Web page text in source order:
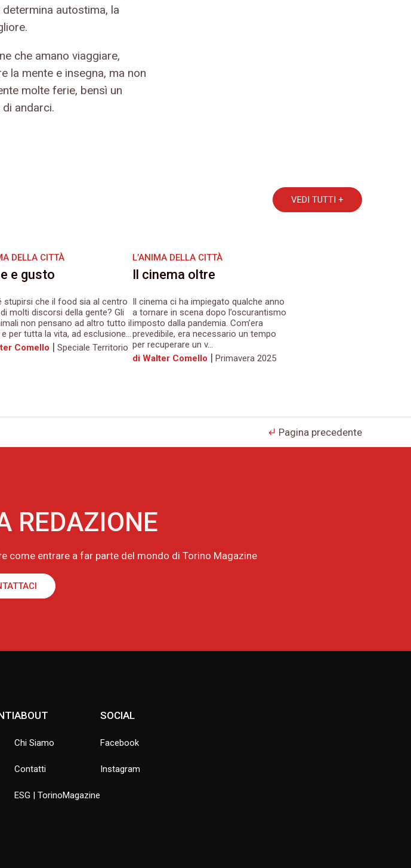
autostima, la
che amano viaggiare,
la mente e insegna, ma non
molte ferie, bensì un
andarci.
VEDI TUTTI +
DELLA CITTÀ
e gusto
stupirsi che il food sia al centro
molti discorsi della gente? Gli
non pensano ad altro tutto il
per tutta la vita, ad esclusione...
Comello | Speciale Territorio
L’ANIMA DELLA CITTÀ
Il cinema oltre
Il cinema ci ha impiegato qualche anno
a tornare in scena dopo l’oscurantismo
imposto dalla pandemia. Com’era
prevedibile, era necessario un tempo
per recuperare un v...
di Walter Comello | Primavera 2025
subdirectory_arrow_left Pagina precedente
REDAZIONE
come entrare a far parte del mondo di Torino Magazine
ABOUT
Chi Siamo
Contatti
ESG | TorinoMagazine
SOCIAL
Facebook
Instagram